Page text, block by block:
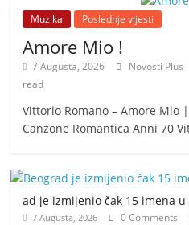
Muzika Poslednje vijesti
Amore Mio !
7 Augusta, 2026 Novosti Plus
read
Vittorio Romano – Amore Mio
Canzone Romantica Anni 70
ad je izmijenio čak 15 imena
7 Augusta, 2026 0 Comments